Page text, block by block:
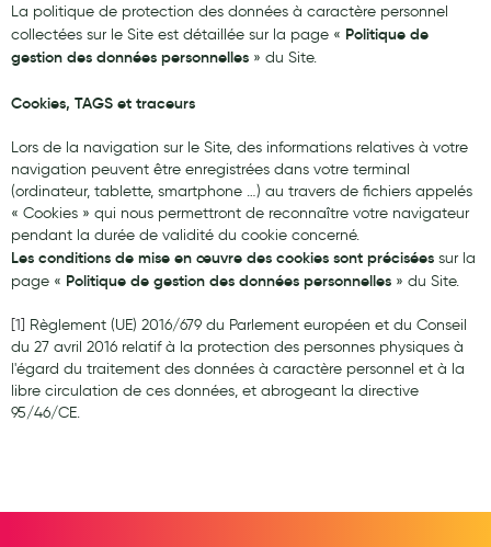
Pansements
Hygiène nasale
Antibactériens
Nutrition clinique
Anti-poux
Solaire et moustique
Piqûres insectes
Soins jambes lourdes
Contention veineuse
Soins ORL
La politique de protection des données à caractère personnel
collectées sur le Site est détaillée sur la page « Politique de
gestion des données personnelles » du Site.
Cookies, TAGS et traceurs
Lors de la navigation sur le Site, des informations relatives à votre
navigation peuvent être enregistrées dans votre terminal
(ordinateur, tablette, smartphone …) au travers de fichiers appelés
« Cookies » qui nous permettront de reconnaître votre navigateur
pendant la durée de validité du cookie concerné.
Les conditions de mise en œuvre des cookies sont précisées sur la
page « Politique de gestion des données personnelles » du Site.
[1] Règlement (UE) 2016/679 du Parlement européen et du Conseil
du 27 avril 2016 relatif à la protection des personnes physiques à
l'égard du traitement des données à caractère personnel et à la
libre circulation de ces données, et abrogeant la directive
95/46/CE.